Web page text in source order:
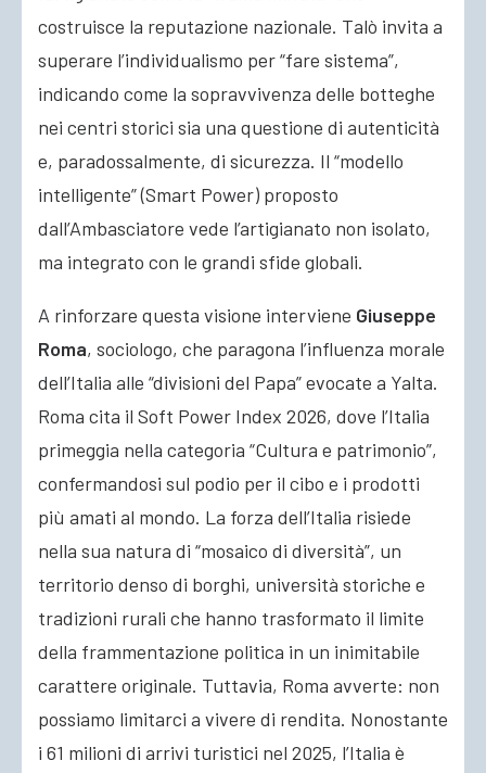
costruisce la reputazione nazionale. Talò invita a
superare l’individualismo per “fare sistema”,
indicando come la sopravvivenza delle botteghe
nei centri storici sia una questione di autenticità
e, paradossalmente, di sicurezza. Il “modello
intelligente” (Smart Power) proposto
dall’Ambasciatore vede l’artigianato non isolato,
ma integrato con le grandi sfide globali.
A rinforzare questa visione interviene Giuseppe
Roma, sociologo, che paragona l’influenza morale
dell’Italia alle “divisioni del Papa” evocate a Yalta.
Roma cita il Soft Power Index 2026, dove l’Italia
primeggia nella categoria “Cultura e patrimonio”,
confermandosi sul podio per il cibo e i prodotti
più amati al mondo. La forza dell’Italia risiede
nella sua natura di “mosaico di diversità”, un
territorio denso di borghi, università storiche e
tradizioni rurali che hanno trasformato il limite
della frammentazione politica in un inimitabile
carattere originale. Tuttavia, Roma avverte: non
possiamo limitarci a vivere di rendita. Nonostante
i 61 milioni di arrivi turistici nel 2025, l’Italia è